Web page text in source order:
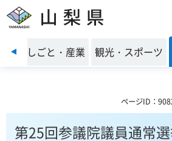
山梨県
前のスライドを表示
境 しごと・産業 観光・スポーツ
ページID：
第25回参議院議員通常